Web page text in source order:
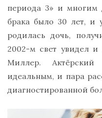
периода 3» и многим
брака было 30 лет, и
родилась дочь,
2002-м свет увидел
Миллер.
идеальным, и пара
диагностированной